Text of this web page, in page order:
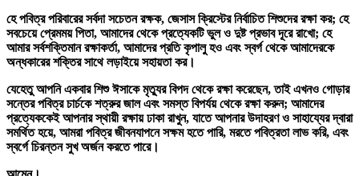
হে পবিত্র পরিবারের সর্বদা সচেতন রক্ষক, জেসাস ক্রিস্টের নির্বাচিত শিশুদের রক্ষা কর; হে
সবচেয়ে প্রেমময় পিতা, আমাদের থেকে প্রত্যেকটি ভুল ও দুষ্ট প্রভাব দূরে রাখো; হে
আমার সর্বশক্তিমান রক্ষাকর্তা, আমাদের প্রতি কৃপালু হও এবং স্বর্গ থেকে আমাদেরকে
অন্ধকারের শক্তির সাথে লড়াইয়ে সহায়তা কর।
যেহেতু আপনি একবার শিশু ঈসাকে মৃত্যুর বিপদ থেকে রক্ষা করেছেন, তাই এখনও গোড়ার
সন্তের পবিত্র চার্চকে শত্রুর জাল এবং সমস্ত বিপর্যয় থেকে রক্ষা করুন; আমাদের
প্রত্যেককেই আপনার স্থায়ী রক্ষায় ঢাকা রাখুন, যাতে আপনার উদাহরণ ও সাহায্যের দ্বারা
সমর্থিত হয়ে, আমরা পবিত্র জীবনযাপনে সক্ষম হতে পারি, মরতে পবিত্রতা লাভ করি, এবং
স্বর্গে চিরন্তন সুখ অর্জন করতে পারে।